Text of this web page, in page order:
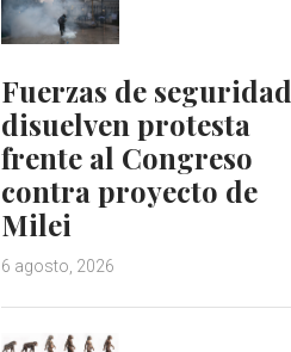
Fuerzas de seguridad
disuelven protesta
frente al Congreso
contra proyecto de
Milei
6 agosto, 2026